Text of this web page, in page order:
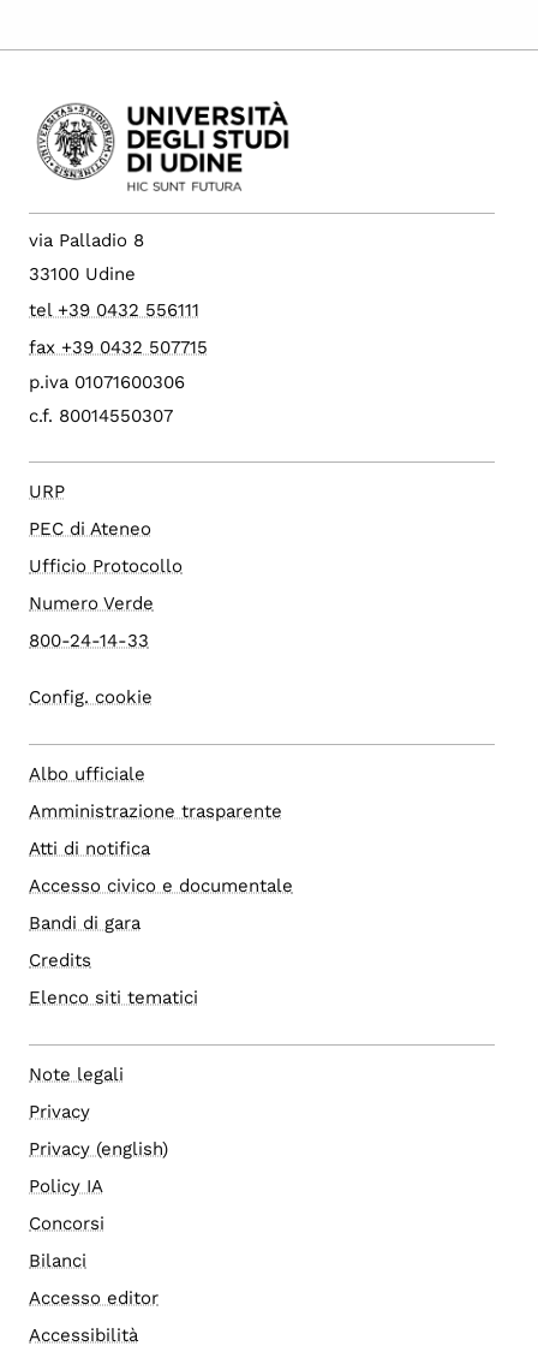
via Palladio 8
33100 Udine
tel +39 0432 556111
fax +39 0432 507715
p.iva 01071600306
c.f. 80014550307
URP
PEC di Ateneo
Ufficio Protocollo
Numero Verde
800-24-14-33
Config. cookie
Albo ufficiale
Amministrazione trasparente
Atti di notifica
Accesso civico e documentale
Bandi di gara
Credits
Elenco siti tematici
Note legali
Privacy
Privacy (english)
Policy IA
Concorsi
Bilanci
Accesso editor
Accessibilità